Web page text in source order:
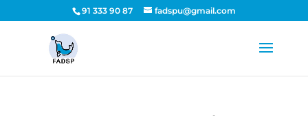
91 333 90 87 fadspu@gmail.com